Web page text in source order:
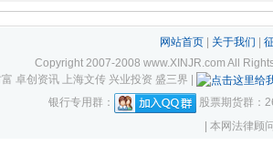
网站首页| 关于我们
Copyright 2007-2008 www.XINJR.com All
卓创资讯 上海文传 兴业投资 盛三界 |
银行专用群：
股票期货群：
| 本网法律顾